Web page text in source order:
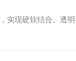
，实现硬软结合、透